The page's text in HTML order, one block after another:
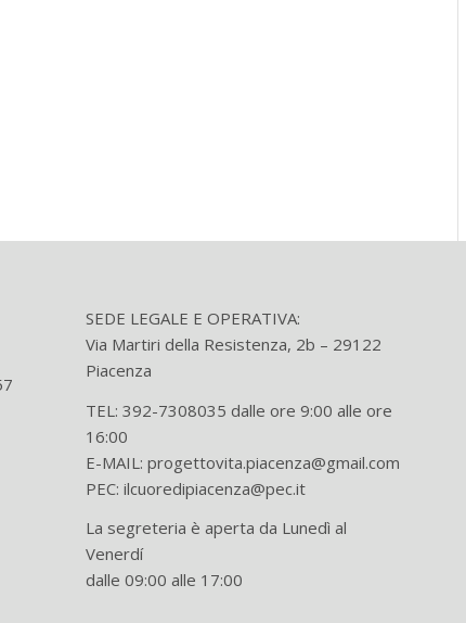
SEDE LEGALE E OPERATIVA:
Via Martiri della Resistenza, 2b – 29122
Piacenza
TEL: 392-7308035 dalle ore 9:00 alle ore
16:00
E-MAIL: progettovita.piacenza@gmail.com
PEC: ilcuoredipiacenza@pec.it
La segreteria è aperta da Lunedì al
Venerdí
dalle 09:00 alle 17:00